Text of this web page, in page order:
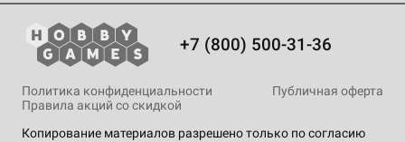
+7 (800) 500-31-36
Копирование материалов разрешено только по согласию
Политика конфиденциальности
Публичная оферта
Правила акций со скидкой